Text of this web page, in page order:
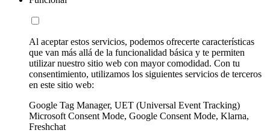
Al aceptar estos servicios, podemos ofrecerte características
que van más allá de la funcionalidad básica y te permiten
utilizar nuestro sitio web con mayor comodidad. Con tu
consentimiento, utilizamos los siguientes servicios de terceros
en este sitio web:
Google Tag Manager, UET (Universal Event Tracking)
Microsoft Consent Mode, Google Consent Mode, Klarna,
Freshchat